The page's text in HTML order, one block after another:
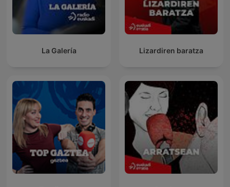
La Galería Lizardiren baratza